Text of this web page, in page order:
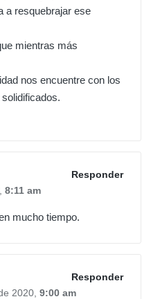
a resquebrajar ese
mientras más
nos encuentre con los
Responder
8:11 am
mucho tiempo.
Responder
2020, 9:00 am